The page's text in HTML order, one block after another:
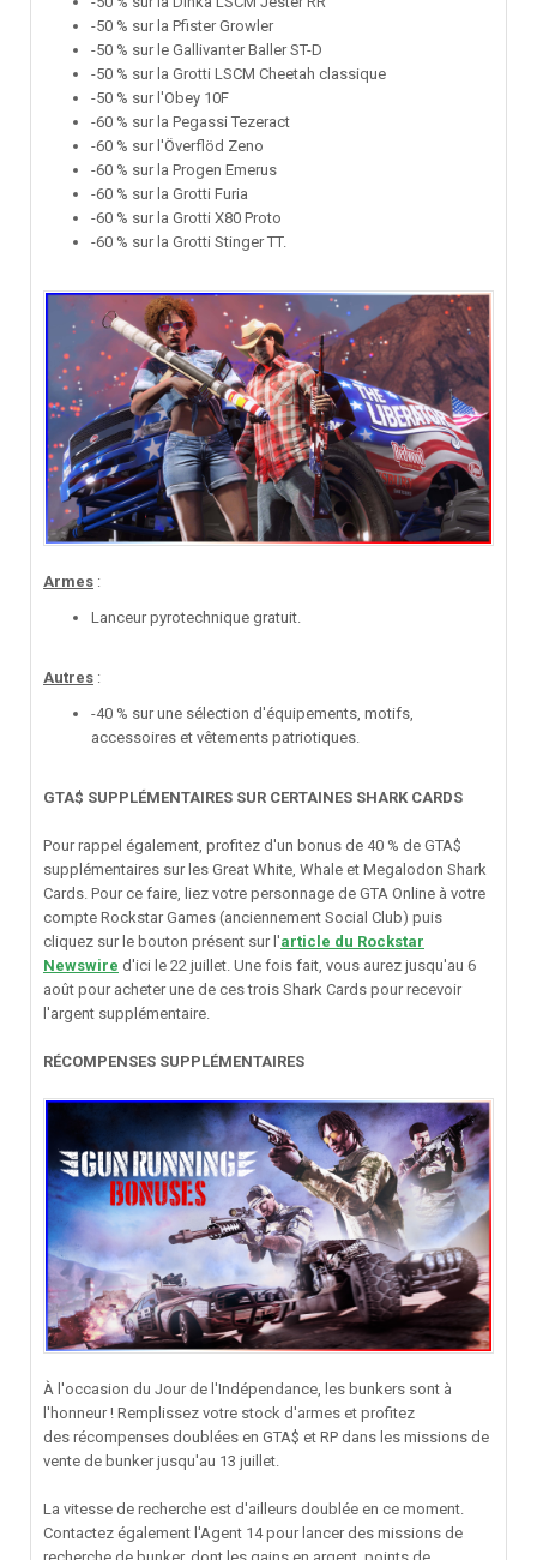
-50 % sur la Pfister Growler
-50 % sur le Gallivanter Baller ST-D
-50 % sur la Grotti LSCM Cheetah classique
-50 % sur l'Obey 10F
-60 % sur la Pegassi Tezeract
-60 % sur l'Överflöd Zeno
-60 % sur la Progen Emerus
-60 % sur la Grotti Furia
-60 % sur la Grotti X80 Proto
-60 % sur la Grotti Stinger TT.
Armes :
Lanceur pyrotechnique gratuit.
Autres :
-40 % sur une sélection d'équipements, motifs,
accessoires et vêtements patriotiques.
GTA$ SUPPLÉMENTAIRES SUR CERTAINES SHARK CARDS
Pour rappel également, profitez d'un bonus de 40 % de GTA$
supplémentaires sur les Great White, Whale et Megalodon Shark
Cards. Pour ce faire, liez votre personnage de GTA Online à votre
compte Rockstar Games (anciennement Social Club) puis
cliquez sur le bouton présent sur l'article du Rockstar
Newswire d'ici le 22 juillet. Une fois fait, vous aurez jusqu'au 6
août pour acheter une de ces trois Shark Cards pour recevoir
l'argent supplémentaire.
RÉCOMPENSES SUPPLÉMENTAIRES
À l'occasion du Jour de l'Indépendance, les bunkers sont à
l'honneur ! Remplissez votre stock d'armes et profitez
des récompenses doublées en GTA$ et RP dans les missions de
vente de bunker jusqu'au 13 juillet.
La vitesse de recherche est d'ailleurs doublée en ce moment.
Contactez également l'Agent 14 pour lancer des missions de